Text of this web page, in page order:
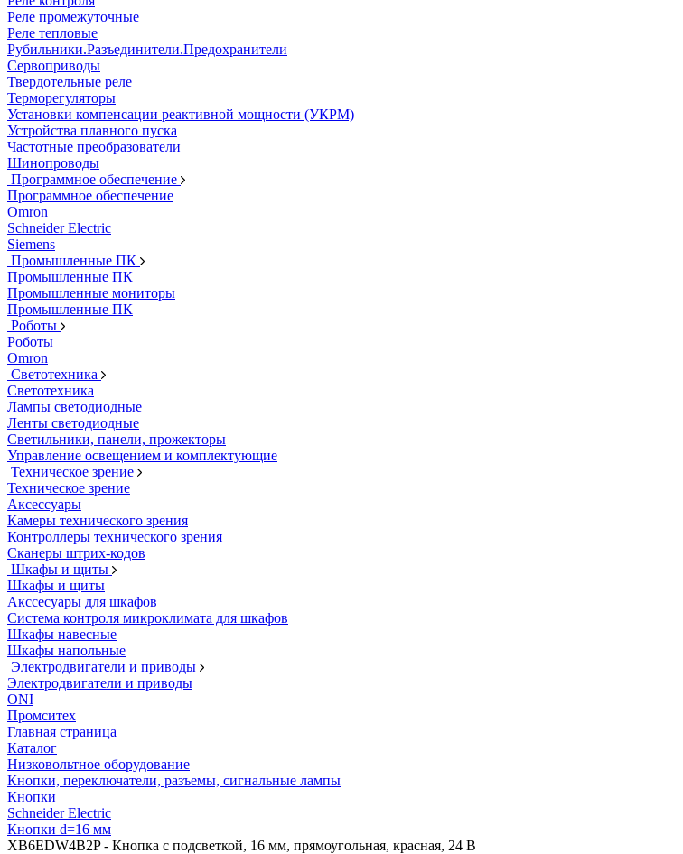
Реле промежуточные
Реле тепловые
Рубильники.Разъединители.Предохранители
Сервоприводы
Твердотельные реле
Терморегуляторы
Установки компенсации реактивной мощности (УКРМ)
Устройства плавного пуска
Частотные преобразователи
Шинопроводы
Программное обеспечение
Программное обеспечение
Omron
Schneider Electric
Siemens
Промышленные ПК
Промышленные ПК
Промышленные мониторы
Промышленные ПК
Роботы
Роботы
Omron
Светотехника
Светотехника
Лампы светодиодные
Ленты светодиодные
Светильники, панели, прожекторы
Управление освещением и комплектующие
Техническое зрение
Техническое зрение
Аксессуары
Камеры технического зрения
Контроллеры технического зрения
Сканеры штрих-кодов
Шкафы и щиты
Шкафы и щиты
Акссесуары для шкафов
Система контроля микроклимата для шкафов
Шкафы навесные
Шкафы напольные
Электродвигатели и приводы
Электродвигатели и приводы
ONI
Промситех
Главная страница
Каталог
Низковольтное оборудование
Кнопки, переключатели, разъемы, сигнальные лампы
Кнопки
Schneider Electric
Кнопки d=16 мм
XB6EDW4B2P - Кнопка с подсветкой, 16 мм, прямоугольная, красная, 24 В